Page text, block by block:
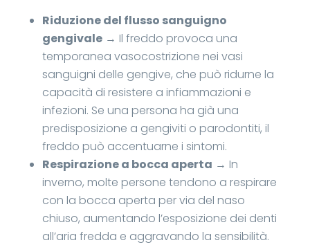
Riduzione del flusso sanguigno
gengivale→ Il freddo provoca una
temporanea vasocostrizione nei vasi
sanguigni delle gengive, che può ridurne la
capacità di resistere a infiammazioni e
infezioni. Se una persona ha già una
predisposizione a gengiviti o parodontiti, il
freddo può accentuarne i sintomi.
Respirazione a bocca aperta → In
inverno, molte persone tendono a respirare
con la bocca aperta per via del naso
chiuso, aumentando l’esposizione dei denti
all’aria fredda e aggravando la sensibilità.